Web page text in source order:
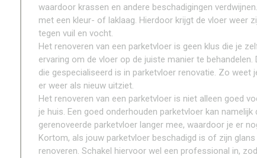
waardoor krassen en andere beschadigingen
met een kleur- of laklaag. Hierdoor krijgt de vloer weer
tegen vuil en vocht.
Het renoveren van een parketvloer is geen klus die je
ervaring om de vloer op de juiste manier te
die gespecialiseerd is in parketvloer renovatie. Zo
er weer als nieuw uitziet.
Het renoveren van een parketvloer is niet alleen goed
je huis. Een goed onderhouden parketvloer kan
gerenoveerde parketvloer langer mee, waardoor je er
Kortom, als jouw parketvloer beschadigd is of zijn
renoveren. Schakel hiervoor wel een professional in,